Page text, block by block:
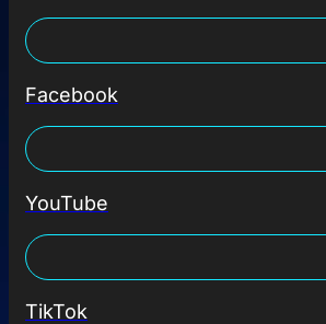
Facebook
YouTube
TikTok